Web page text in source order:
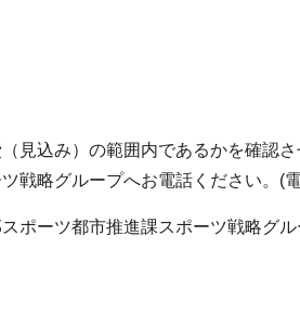
込み）の範囲内であるかを確認さ
戦略グループへお電話ください。(
ポーツ都市推進課スポーツ戦略グ